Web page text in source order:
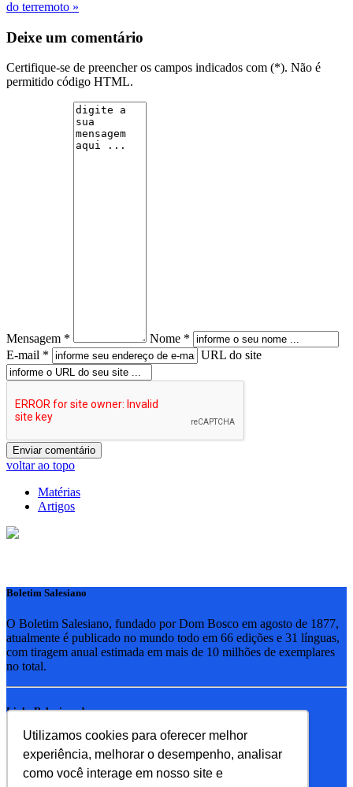
Utilizamos cookies para oferecer melhor
experiência, melhorar o desempenho, analisar
como você interage em nosso site e
do terremoto »
Deixe um comentário
Certifique-se de preencher os campos indicados com (*). Não é
permitido código HTML.
Mensagem *
Nome *
E-mail *
URL do site
voltar ao topo
Matérias
Artigos
Boletim Salesiano
O Boletim Salesiano, fundado por Dom Bosco em agosto de 1877,
atualmente é publicado no mundo todo em 66 edições e 31 línguas,
com tiragem anual estimada em mais de 10 milhões de exemplares
no total.
Links Relacionados
RSB - Rede Salesiana Brasil
EDEBE - Editora
UPV - União pela Vida